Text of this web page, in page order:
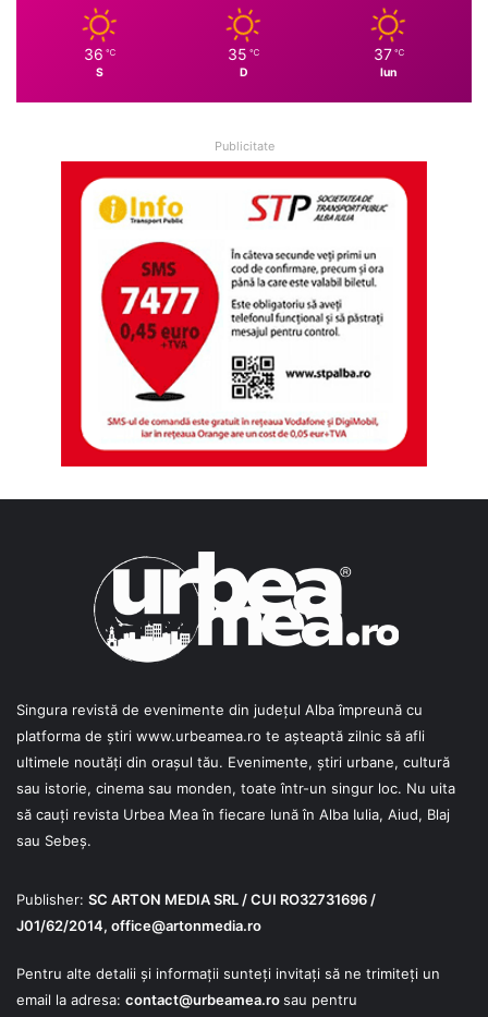
36 ℃
S
35 ℃
D
37 ℃
lun
Publicitate
Singura revistă de evenimente din județul Alba împreună cu
platforma de știri www.urbeamea.ro te așteaptă zilnic să afli
ultimele noutăți din orașul tău. Evenimente, știri urbane, cultură
sau istorie, cinema sau monden, toate într-un singur loc. Nu uita
să cauți revista Urbea Mea în fiecare lună în Alba Iulia, Aiud, Blaj
sau Sebeș.
Publisher: SC ARTON MEDIA SRL / CUI RO32731696 /
J01/62/2014, office@artonmedia.ro
Pentru alte detalii și informații sunteți invitați să ne trimiteți un
email la adresa: contact@urbeamea.rosau pentru